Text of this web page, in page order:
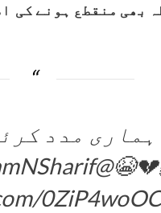
بھی منقطع ہونے کی
مدد
@BBhuttoZardari